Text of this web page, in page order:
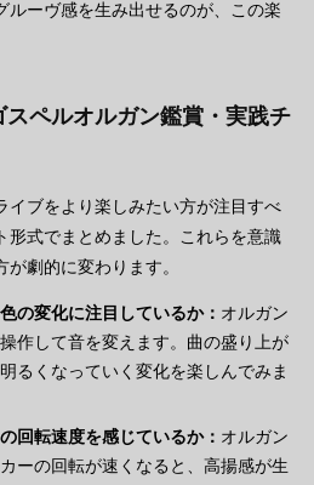
ルーヴ感を生み出せるのが、この楽
ペルオルガン鑑賞・実践チ
イブをより楽しみたい方が注目すべ
形式でまとめました。これらを意識
劇的に変わります。
の変化に注目しているか： オルガン
作して音を変えます。曲の盛り上が
るくなっていく変化を楽しんでみま
回転速度を感じているか： オルガン
ーの回転が速くなると、高揚感が生